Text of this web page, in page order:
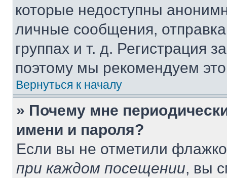
которые недоступны
личные сообщения,
группах и т. д. Регистрация
поэтому мы рекомендуем
Вернуться к началу
» Почему мне
имени и пароля?
Если вы не отметили
при каждом посещении, вы